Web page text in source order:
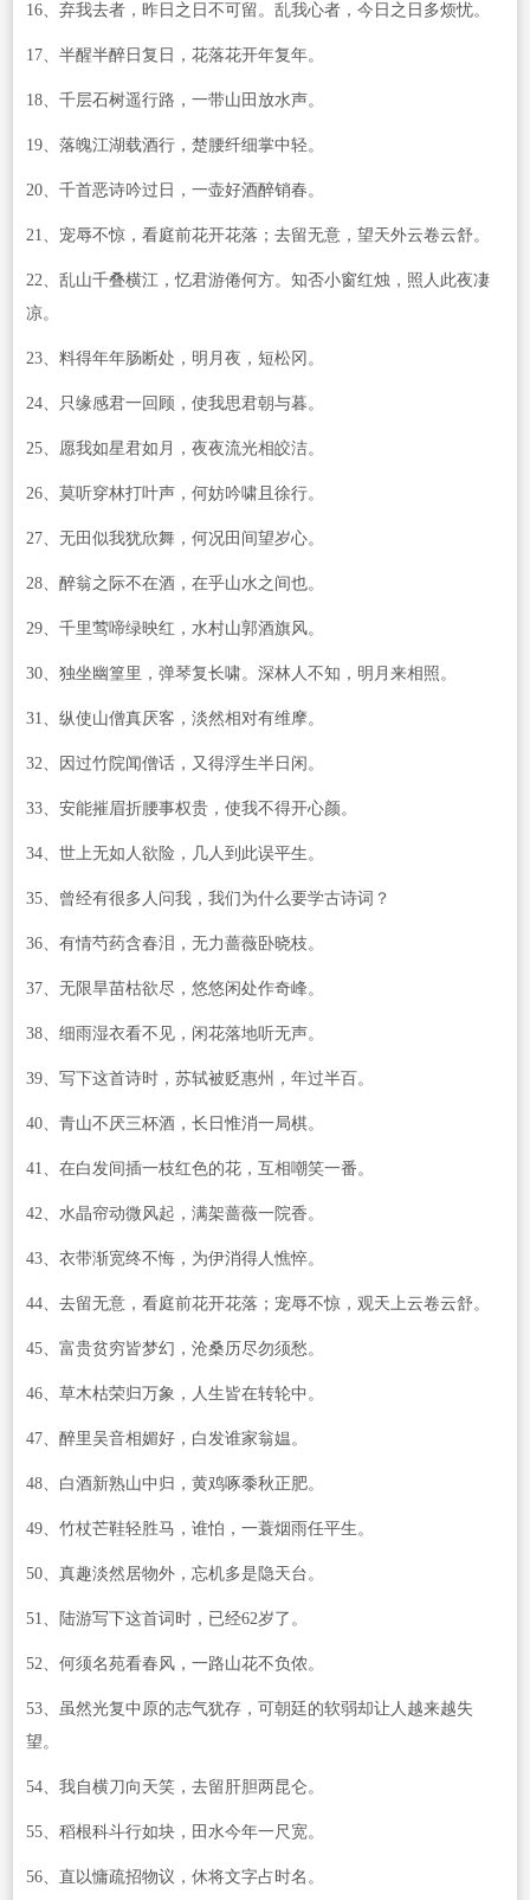
16、弃我去者，昨日之日不可留。乱我心者，今日之日多烦忧。
17、半醒半醉日复日，花落花开年复年。
18、千层石树遥行路，一带山田放水声。
19、落魄江湖载酒行，楚腰纤细掌中轻。
20、千首恶诗吟过日，一壶好酒醉销春。
21、宠辱不惊，看庭前花开花落；去留无意，望天外云卷云舒。
22、乱山千叠横江，忆君游倦何方。知否小窗红烛，照人此夜凄
凉。
23、料得年年肠断处，明月夜，短松冈。
24、只缘感君一回顾，使我思君朝与暮。
25、愿我如星君如月，夜夜流光相皎洁。
26、莫听穿林打叶声，何妨吟啸且徐行。
27、无田似我犹欣舞，何况田间望岁心。
28、醉翁之际不在酒，在乎山水之间也。
29、千里莺啼绿映红，水村山郭酒旗风。
30、独坐幽篁里，弹琴复长啸。深林人不知，明月来相照。
31、纵使山僧真厌客，淡然相对有维摩。
32、因过竹院闻僧话，又得浮生半日闲。
33、安能摧眉折腰事权贵，使我不得开心颜。
34、世上无如人欲险，几人到此误平生。
35、曾经有很多人问我，我们为什么要学古诗词？
36、有情芍药含春泪，无力蔷薇卧晓枝。
37、无限旱苗枯欲尽，悠悠闲处作奇峰。
38、细雨湿衣看不见，闲花落地听无声。
39、写下这首诗时，苏轼被贬惠州，年过半百。
40、青山不厌三杯酒，长日惟消一局棋。
41、在白发间插一枝红色的花，互相嘲笑一番。
42、水晶帘动微风起，满架蔷薇一院香。
43、衣带渐宽终不悔，为伊消得人憔悴。
44、去留无意，看庭前花开花落；宠辱不惊，观天上云卷云舒。
45、富贵贫穷皆梦幻，沧桑历尽勿须愁。
46、草木枯荣归万象，人生皆在转轮中。
47、醉里吴音相媚好，白发谁家翁媪。
48、白酒新熟山中归，黄鸡啄黍秋正肥。
49、竹杖芒鞋轻胜马，谁怕，一蓑烟雨任平生。
50、真趣淡然居物外，忘机多是隐天台。
51、陆游写下这首词时，已经62岁了。
52、何须名苑看春风，一路山花不负侬。
53、虽然光复中原的志气犹存，可朝廷的软弱却让人越来越失
望。
54、我自横刀向天笑，去留肝胆两昆仑。
55、稻根科斗行如块，田水今年一尺宽。
56、直以慵疏招物议，休将文字占时名。